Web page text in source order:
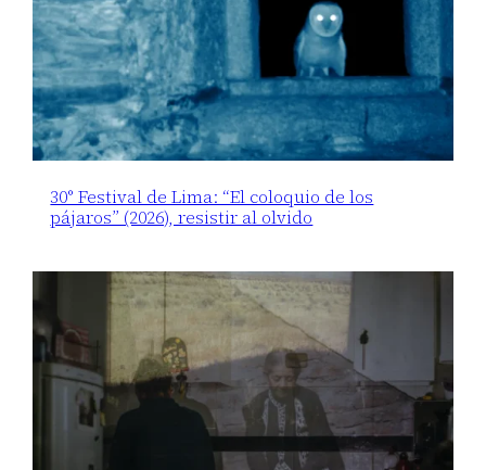
30° Festival de Lima: “El coloquio de los
pájaros” (2026), resistir al olvido